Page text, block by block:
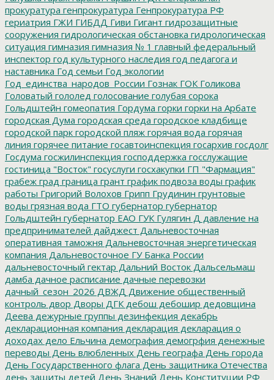
прокуратура генпрокуратура Генпрокуратура РФ
гериатрия ГЖИ ГИБДД Гиви Гигант гидрозащитные
сооружения гидрологическая обстановка гидрологическая
ситуация гимназия гимназия № 1 главный федеральный
инспектор год культурного наследия год педагога и
наставника Год семьи Год экологии
Год_единства_народов_России Гознак ГОК Голикова
Головатый гололед голосование голубая сорока
Гольдштейн гомеопатия Гордума горки горки на Арбате
городская Дума городская среда городское кладбище
городской парк городской пляж горячая вода горячая
линия горячее питание госавтоинспекция госархив госдолг
Госдума госжилинспекция господдержка госслужащие
гостиница "Восток" госуслуги госхакупки ГП "Фармация"
грабеж град граница грант график подвоза воды график
работы Григорий Волохов Грипп Грудинин грунтовые
воды грязная вода ГТО губернатор губернатор
Гольдштейн губернатор ЕАО ГУК Гулягин Д давление на
предпринимателей дайджест Дальневосточная
оперативная таможня Дальневосточная энергетическая
компания Дальневосточное ГУ Банка России
дальневосточный гектар Дальний Восток Дальсельмаш
дамба дачное расписание дачные перевозки
дачный_сезон_2026 ДВЖД Движение общественный
контроль двор Дворы ДГК дебош дебошир дедовщина
Деева дежурные группы дезинфекция декабрь
декларационная компания декларация декларация о
доходах дело Ельчина демография демогрфия денежные
переводы День влюбленных День географа День города
День Государственного флага День защитника Отечества
день защиты детей День Знаний День Конституции РФ